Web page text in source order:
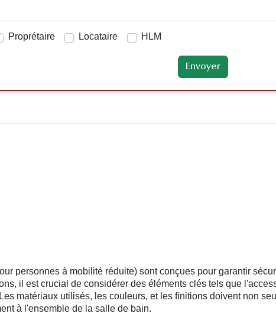
Proprétaire Locataire HLM
personnes à mobilité réduite) sont conçues pour garantir
il est crucial de considérer des éléments clés tels que
matériaux utilisés, les couleurs, et les finitions doivent non
à l'ensemble de la salle de bain.